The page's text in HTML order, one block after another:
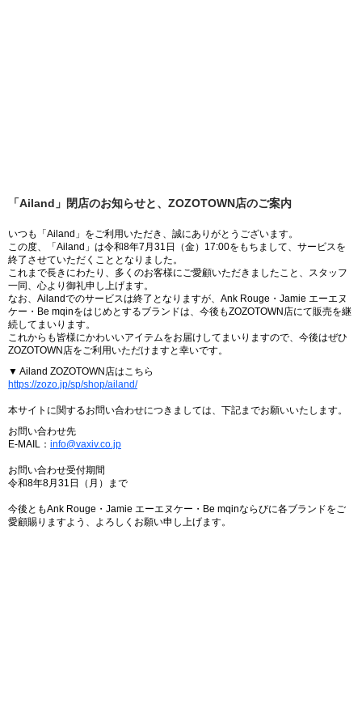
「Ailand」閉店のお知らせと、ZOZOTOWN店のご案内
いつも「Ailand」をご利用いただき、誠にありがとうございます。
この度、「Ailand」は令和8年7月31日（金）17:00をもちまして、サービスを
終了させていただくこととなりました。
これまで長きにわたり、多くのお客様にご愛顧いただきましたこと、スタッフ
一同、心より御礼申し上げます。
なお、Ailandでのサービスは終了となりますが、Ank Rouge・Jamie エーエヌ
ケー・Be mqinをはじめとするブランドは、今後もZOZOTOWN店にて販売を継
続してまいります。
これからも皆様にかわいいアイテムをお届けしてまいりますので、今後はぜひ
ZOZOTOWN店をご利用いただけますと幸いです。
▼ Ailand ZOZOTOWN店はこちら
https://zozo.jp/sp/shop/ailand/
本サイトに関するお問い合わせにつきましては、下記までお願いいたします。
お問い合わせ先
E-MAIL： info@vaxiv.co.jp
お問い合わせ受付期間
令和8年8月31日（月）まで
今後ともAnk Rouge・Jamie エーエヌケー・Be mqinならびに各ブランドをご
愛顧賜りますよう、よろしくお願い申し上げます。